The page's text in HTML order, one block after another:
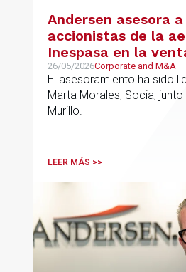
Andersen asesora
accionistas de la
Inespasa en la
del capital a un
inversores
26/05/2026Corporate and M&A
El asesoramiento ha sido
Marta Morales, Socia; junto
Murillo.
LEER MÁS >>